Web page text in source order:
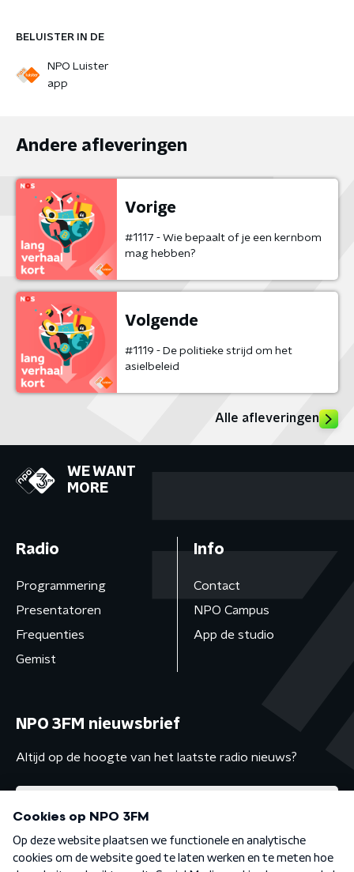
BELUISTER IN DE
NPO Luister
app
Andere afleveringen
Vorige
#1117 - Wie bepaalt of je een kernbom
mag hebben?
Volgende
#1119 - De politieke strijd om het
asielbeleid
Alle afleveringen
WE WANT
MORE
Radio
Programmering
Presentatoren
Frequenties
Gemist
Info
Contact
NPO Campus
App de studio
NPO 3FM nieuwsbrief
Altijd op de hoogte van het laatste radio nieuws?